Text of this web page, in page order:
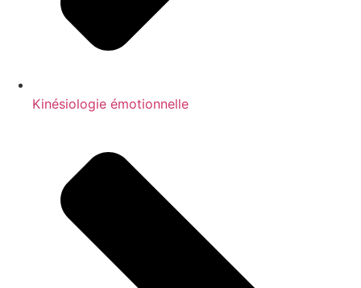
Kinésiologie émotionnelle